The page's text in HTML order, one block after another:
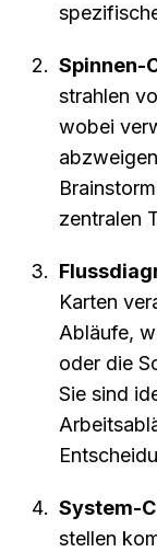
Spinnen-
strahlen
wobei
zentralen
Karten
Abläufe,
oder die
Sie sind
System-
stellen